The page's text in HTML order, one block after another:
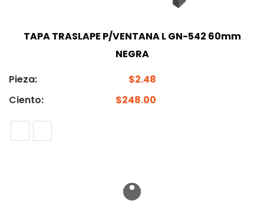
TAPA TRASLAPE P/VENTANA L GN-542 60mm
NEGRA
Pieza:
$2.48
Ciento:
$248.00